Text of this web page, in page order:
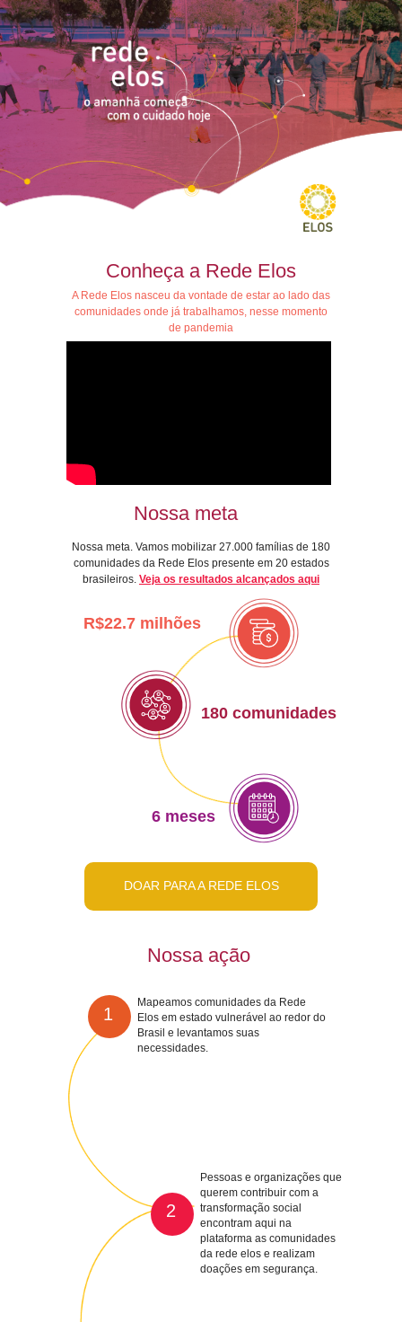
Nossa meta
Nossa meta. Vamos mobilizar 27.000 famílias de 180
comunidades da Rede Elos presente em 20 estados
brasileiros. Veja os resultados alcançados aqui
R$22.7 milhões
180 comunidades
6 meses
Nossa ação
Mapeamos comunidades da Rede
Elos em estado vulnerável ao redor do
Brasil e levantamos suas
necessidades.
1
2
Pessoas e organizações que
querem contribuir com a
transformação social
encontram aqui na
plataforma as comunidades
da rede elos e realizam
doações em segurança.
A Rede Elos nasceu da vontade de estar ao lado das
comunidades onde já trabalhamos, nesse momento
de pandemia
Conheça a Rede Elos
DOAR PARA A REDE ELOS